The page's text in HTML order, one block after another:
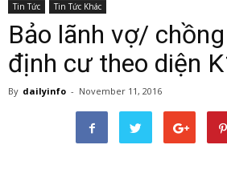
Tin Tức Tin Tức Khác
Bảo lãnh vợ/
định cư theo diện
By dailyinfo - November 11, 2016